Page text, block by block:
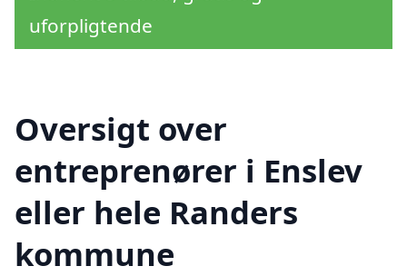
uforpligtende
Oversigt over
entreprenører i Enslev
eller hele Randers
kommune